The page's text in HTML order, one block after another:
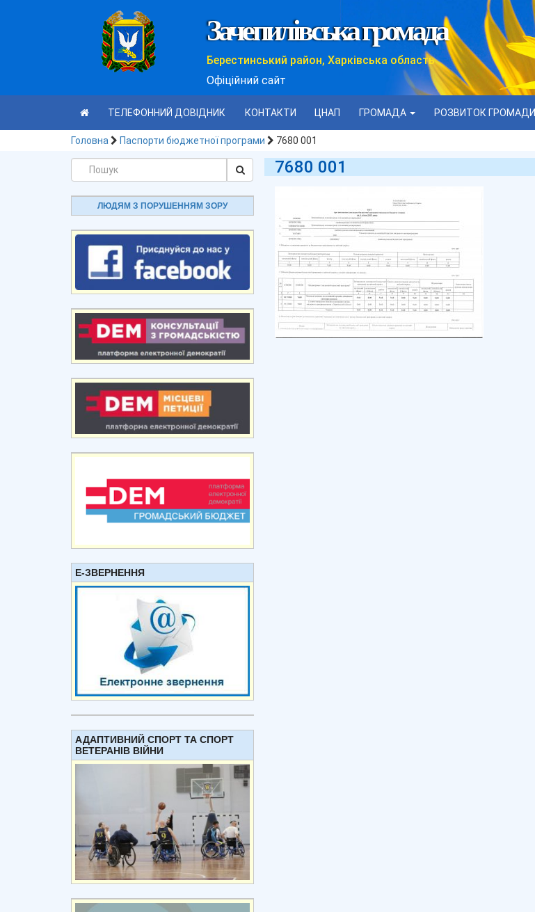
Зачепилівська громада
Берестинський район, Харківська область
Офіційний сайт
ТЕЛЕФОННИЙ ДОВІДНИК КОНТАКТИ ЦНАП ГРОМАДА РОЗВИТОК ГРОМАДИ
Головна Паспорти бюджетної програми 7680 001
ЛЮДЯМ З ПОРУШЕННЯМ ЗОРУ
Е-ЗВЕРНЕННЯ
АДАПТИВНИЙ СПОРТ ТА СПОРТ
ВЕТЕРАНІВ ВІЙНИ
7680 001